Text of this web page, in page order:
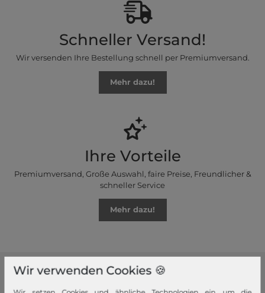
Schneller Versand!
Wir versenden Ihre Bestellung schnell per Premiumversand.
Mehr dazu!
Ihre Vorteile
Premiumversand, Große Auswahl, faire Preise, Freundlicher &
schneller Service
Mehr dazu!
Wir verwenden Cookies 🍪